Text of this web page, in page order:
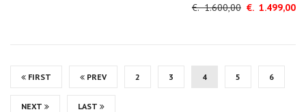
€. 1.600,00 €. 1.499,00
FIRST PREV 2 3 4 5 6
NEXT LAST